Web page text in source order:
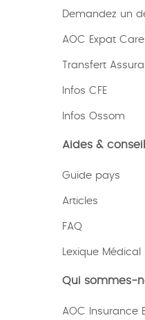
Demandez un
AOC Expat
Transfert
Infos CFE
Infos Ossom
Aides &
Guide pays
Articles
FAQ
Lexique Médical
Qui sommes-
AOC Insurance